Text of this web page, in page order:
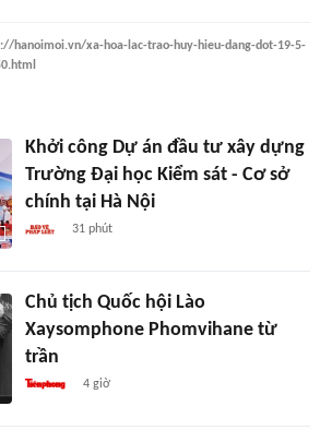
hanoimoi.vn/xa-hoa-lac-trao-huy-hieu-dang-dot-19-5-
Khởi công Dự án đầu tư xây dựng
Trường Đại học Kiểm sát - Cơ sở
chính tại Hà Nội
31 phút
Chủ tịch Quốc hội Lào
Xaysomphone Phomvihane từ
trần
4 giờ